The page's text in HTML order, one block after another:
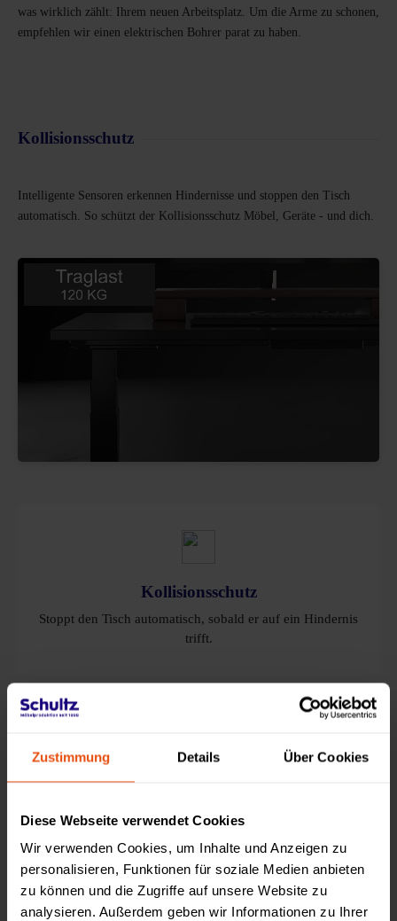
Zustimmung Details Über Cookies
Diese Webseite verwendet Cookies
Wir verwenden Cookies, um Inhalte und Anzeigen zu
personalisieren, Funktionen für soziale Medien anbieten
zu können und die Zugriffe auf unsere Website zu
analysieren. Außerdem geben wir Informationen zu Ihrer
was wirklich zählt: Ihrem neuen Arbeitsplatz. Um die Arme zu schonen,
empfehlen wir einen elektrischen Bohrer parat zu haben.
Kollisionsschutz
Intelligente Sensoren erkennen Hindernisse und stoppen den Tisch
automatisch. So schützt der Kollisionsschutz Möbel, Geräte - und dich.
Kollisionsschutz
Stoppt den Tisch automatisch, sobald er auf ein Hindernis
trifft.
Intelligente Erkennung
frühzeitig.